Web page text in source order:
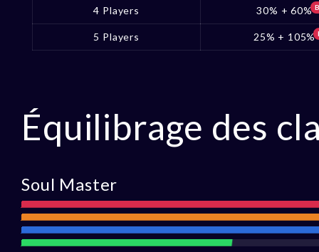
4 Players 30% + 60%
5 Players 25% + 105%
Équilibrage des
Soul Master
Attaque
Portée
Défense
Assistance